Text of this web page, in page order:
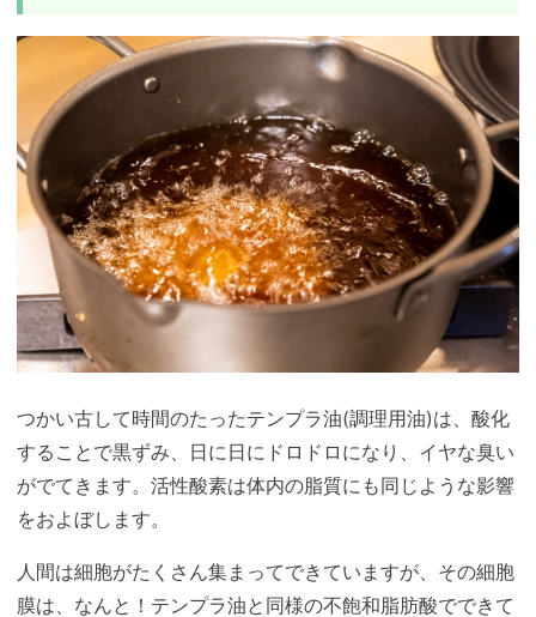
つかい古して時間のたったテンプラ油(調理用油)は、酸化
することで黒ずみ、日に日にドロドロになり、イヤな臭い
がでてきます。活性酸素は体内の脂質にも同じような影響
をおよぼします。
人間は細胞がたくさん集まってできていますが、その細胞
膜は、なんと！テンプラ油と同様の不飽和脂肪酸でできて